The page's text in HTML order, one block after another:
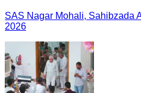
SAS Nagar Mohali, Sahibzada
2026